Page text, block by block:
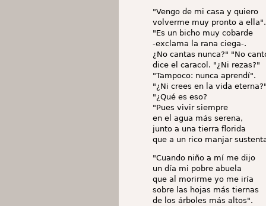
"Vengo de mi casa y quiero
volverme muy pronto a ella".
"Es un bicho muy cobarde
-exclama la rana ciega-.
¿No cantas nunca?" "No
dice el caracol. "¿Ni rezas?"
"Tampoco: nunca aprendí".
"¿Ni crees en la vida
"¿Qué es eso?
"Pues vivir siempre
en el agua más serena,
junto a una tierra florida
que a un rico manjar
"Cuando niño a mí me dijo
un día mi pobre abuela
que al morirme yo me iría
sobre las hojas más tiernas
de los árboles más altos".